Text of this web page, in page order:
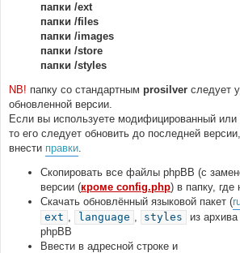
папки /ext
папки /files
папки /images
папки /store
папки /styles
NB! папку со стандартным prosilver следует
обновленной версии.
Если вы используете модифицированный или
то его следует обновить до последней
внести правки.
Скопировать все файлы phpBB (с
версии (кроме config.php) в папку, где
Скачать обновлённый языковой пакет (
ext
language styles
из
phpBB
Ввести в адресной строке и